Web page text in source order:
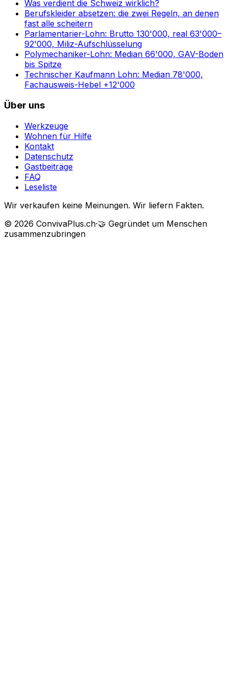
Was verdient die Schweiz wirklich?
Berufskleider absetzen: die zwei Regeln, an denen
fast alle scheitern
Parlamentarier-Lohn: Brutto 130'000, real 63'000–
92'000, Miliz-Aufschlüsselung
Polymechaniker-Lohn: Median 66'000, GAV-Boden
bis Spitze
Technischer Kaufmann Lohn: Median 78'000,
Fachausweis-Hebel +12'000
Über uns
Werkzeuge
Wohnen für Hilfe
Kontakt
Datenschutz
Gastbeiträge
FAQ
Leseliste
Wir verkaufen keine Meinungen. Wir liefern Fakten.
© 2026 ConvivaPlus.ch·🤝 Gegründet um Menschen
zusammenzubringen